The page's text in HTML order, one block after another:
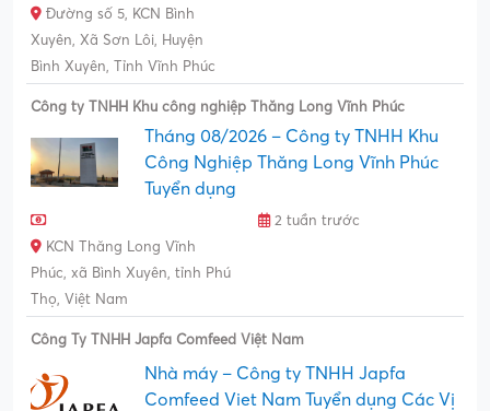
Đường số 5, KCN Bình
Xuyên, Xã Sơn Lôi, Huyện
Bình Xuyên, Tỉnh Vĩnh Phúc
Công ty TNHH Khu công nghiệp Thăng Long Vĩnh Phúc
Tháng 08/2026 – Công ty TNHH Khu
Công Nghiệp Thăng Long Vĩnh Phúc
Tuyển dụng
2 tuần trước
KCN Thăng Long Vĩnh
Phúc, xã Bình Xuyên, tỉnh Phú
Thọ, Việt Nam
Công Ty TNHH Japfa Comfeed Việt Nam
Nhà máy – Công ty TNHH Japfa
Comfeed Viet Nam Tuyển dụng Các Vị